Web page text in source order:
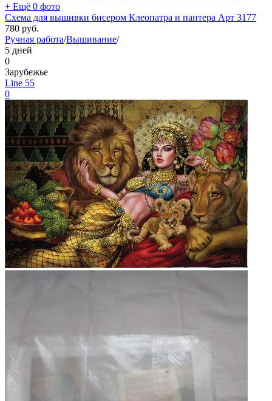
+ Ещё 0 фото
Схема для вышивки бисером Клеопатра и пантера Арт 3177
780 руб.
Ручная работа/Вышивание/
5 дней
0
Зарубежье
Line 55
0